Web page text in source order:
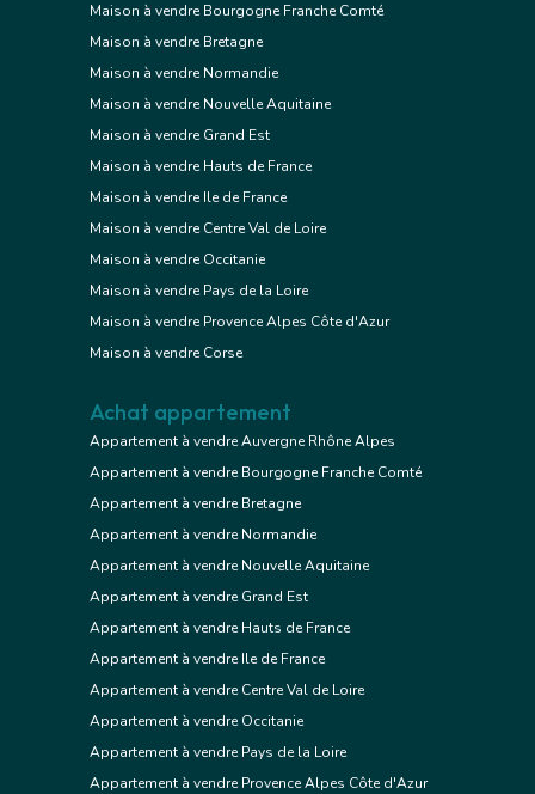
Maison à vendre Bourgogne Franche Comté
Maison à vendre Bretagne
Maison à vendre Normandie
Maison à vendre Nouvelle Aquitaine
Maison à vendre Grand Est
Maison à vendre Hauts de France
Maison à vendre Ile de France
Maison à vendre Centre Val de Loire
Maison à vendre Occitanie
Maison à vendre Pays de la Loire
Maison à vendre Provence Alpes Côte d'Azur
Maison à vendre Corse
Achat appartement
Appartement à vendre Auvergne Rhône Alpes
Appartement à vendre Bourgogne Franche Comté
Appartement à vendre Bretagne
Appartement à vendre Normandie
Appartement à vendre Nouvelle Aquitaine
Appartement à vendre Grand Est
Appartement à vendre Hauts de France
Appartement à vendre Ile de France
Appartement à vendre Centre Val de Loire
Appartement à vendre Occitanie
Appartement à vendre Pays de la Loire
Appartement à vendre Provence Alpes Côte d'Azur